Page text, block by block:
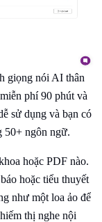
giọng nói AI thân
phí 90 phút và
sử dụng và bạn có
50+ ngôn ngữ.
hoặc PDF nào.
hoặc tiểu thuyết
như một loa ảo để
thị nghe nội